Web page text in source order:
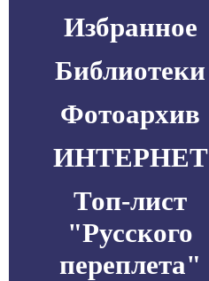
Избранное
Библиотеки
Фотоархив
ИНТЕРНЕТ
Топ-лист
"Русского
переплета"